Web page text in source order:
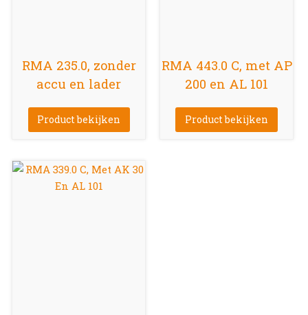
RMA 235.0, zonder
accu en lader
Product bekijken
RMA 443.0 C, met AP
200 en AL 101
Product bekijken